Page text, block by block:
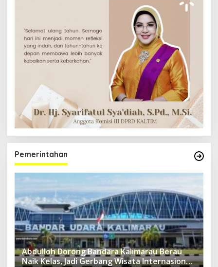
Pemerintahan
Abdulloh Dorong Bandara Kalimarau Berau
Naik Kelas, Jadi Gerbang Wisata Internasional